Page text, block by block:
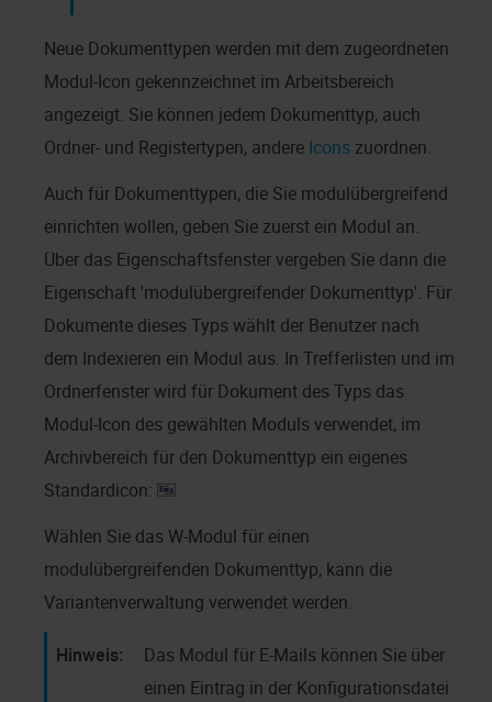
Neue Dokumenttypen werden mit dem zugeordneten
Modul-Icon gekennzeichnet im Arbeitsbereich
angezeigt. Sie können jedem Dokumenttyp, auch
Ordner- und Registertypen, andere Icons zuordnen.
Auch für Dokumenttypen, die Sie modulübergreifend
einrichten wollen, geben Sie zuerst ein Modul an.
Über das Eigenschaftsfenster vergeben Sie dann die
Eigenschaft 'modulübergreifender Dokumenttyp'. Für
Dokumente dieses Typs wählt der Benutzer nach
dem Indexieren ein Modul aus. In Trefferlisten und im
Ordnerfenster wird für Dokument des Typs das
Modul-Icon des gewählten Moduls verwendet, im
Archivbereich für den Dokumenttyp ein eigenes
Standardicon:
.
Wählen Sie das W-Modul für einen
modulübergreifenden Dokumenttyp, kann die
Variantenverwaltung verwendet werden.
Das Modul für E-Mails können Sie über
einen Eintrag in der Konfigurationsdatei